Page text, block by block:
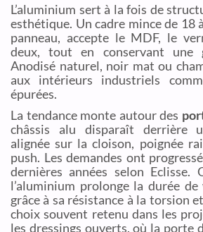
L’aluminium sert à la fois de
esthétique. Un cadre mince de 18
panneau, accepte le MDF, le
deux, tout en conservant une
Anodisé naturel, noir mat ou
aux intérieurs industriels
épurées.
La tendance monte autour des
châssis alu disparaît derrière
alignée sur la cloison, poignée
push. Les demandes ont
dernières années selon Eclisse.
l’aluminium prolonge la durée de
grâce à sa résistance à la torsion
choix souvent retenu dans les
les dressings ouverts, où la porte